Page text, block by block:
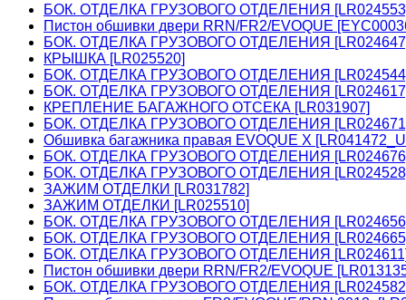
БОК. ОТДЕЛКА ГРУЗОВОГО ОТДЕЛЕНИЯ
Пистон обшивки двери RRN/FR2/EVOQUE
БОК. ОТДЕЛКА ГРУЗОВОГО ОТДЕЛЕНИЯ
КРЫШКА [LR025520]
БОК. ОТДЕЛКА ГРУЗОВОГО ОТДЕЛЕНИЯ
БОК. ОТДЕЛКА ГРУЗОВОГО ОТДЕЛЕНИЯ
КРЕПЛЕНИЕ БАГАЖНОГО ОТСЕКА [LR031907]
БОК. ОТДЕЛКА ГРУЗОВОГО ОТДЕЛЕНИЯ
Обшивка багажника правая EVOQUE X
БОК. ОТДЕЛКА ГРУЗОВОГО ОТДЕЛЕНИЯ
БОК. ОТДЕЛКА ГРУЗОВОГО ОТДЕЛЕНИЯ
ЗАЖИМ ОТДЕЛКИ [LR031782]
ЗАЖИМ ОТДЕЛКИ [LR025510]
БОК. ОТДЕЛКА ГРУЗОВОГО ОТДЕЛЕНИЯ
БОК. ОТДЕЛКА ГРУЗОВОГО ОТДЕЛЕНИЯ
БОК. ОТДЕЛКА ГРУЗОВОГО ОТДЕЛЕНИЯ [LR024611]
Пистон обшивки двери RRN/FR2/EVOQUE
БОК. ОТДЕЛКА ГРУЗОВОГО ОТДЕЛЕНИЯ